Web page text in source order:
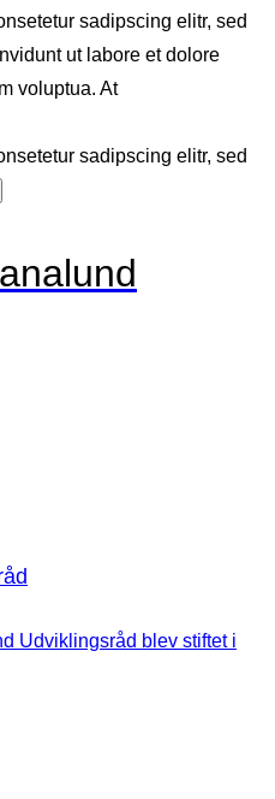
sadipscing elitr, sed
ut labore et dolore
voluptua. At
sadipscing elitr, sed
Udviklingsråd blev stiftet i